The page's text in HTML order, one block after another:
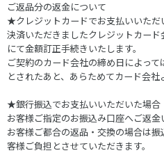
ご返品分の返金について
★クレジットカードでお支払いいただ
決済いただきましたクレジットカー
にて金額訂正手続きいたします。
ご契約のカード会社の締め日によっ
とされたあと、あらためてカード会社
★銀行振込でお支払いいただいた場合
お客様ご指定のお振込み口座へご返金
お客様ご都合の返品・交換の場合は
客様ご負担とさせていただきます。